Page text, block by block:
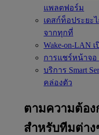
แพลตฟอร์ม
เดสก์ท็อประยะ
จากทุกที่
Wake-on-LAN
การแชร์หน้าจอ
บริการ Smart
คล่องตัว
ตามความต้อง
สำหรับทีมต่าง